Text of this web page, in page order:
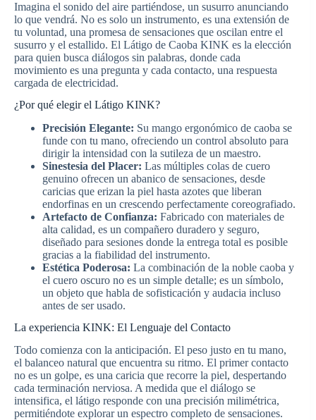
Imagina el sonido del aire partiéndose, un susurro anunciando
lo que vendrá. No es solo un instrumento, es una extensión de
tu voluntad, una promesa de sensaciones que oscilan entre el
susurro y el estallido. El Látigo de Caoba KINK es la elección
para quien busca diálogos sin palabras, donde cada
movimiento es una pregunta y cada contacto, una respuesta
cargada de electricidad.
¿Por qué elegir el Látigo KINK?
Precisión Elegante: Su mango ergonómico de caoba se
funde con tu mano, ofreciendo un control absoluto para
dirigir la intensidad con la sutileza de un maestro.
Sinestesia del Placer: Las múltiples colas de cuero
genuino ofrecen un abanico de sensaciones, desde
caricias que erizan la piel hasta azotes que liberan
endorfinas en un crescendo perfectamente coreografiado.
Artefacto de Confianza: Fabricado con materiales de
alta calidad, es un compañero duradero y seguro,
diseñado para sesiones donde la entrega total es posible
gracias a la fiabilidad del instrumento.
Estética Poderosa: La combinación de la noble caoba y
el cuero oscuro no es un simple detalle; es un símbolo,
un objeto que habla de sofisticación y audacia incluso
antes de ser usado.
La experiencia KINK: El Lenguaje del Contacto
Todo comienza con la anticipación. El peso justo en tu mano,
el balanceo natural que encuentra su ritmo. El primer contacto
no es un golpe, es una caricia que recorre la piel, despertando
cada terminación nerviosa. A medida que el diálogo se
intensifica, el látigo responde con una precisión milimétrica,
permitiéndote explorar un espectro completo de sensaciones.